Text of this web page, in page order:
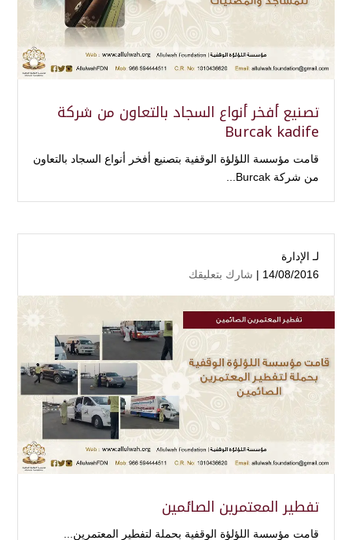
تصنيع أفخر أنواع السجاد بالتعاون من شركة
Burcak kadife
قامت مؤسسة اللؤلؤة الوقفية بتصنيع أفخر أنواع السجاد بالتعاون
من شركة Burcak...
لـ الإدارة
14/08/2016 |
شارك بتعليقك
تفطير المعتمرين الصائمين
قامت مؤسسة اللؤلؤة الوقفية بحملة لتفطير المعتمرين...